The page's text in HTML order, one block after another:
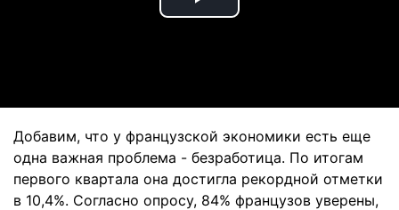
Play
Добавим, что у французской экономики есть еще
одна важная проблема - безработица. По итогам
первого квартала она достигла рекордной отметки
в 10,4%. Согласно опросу, 84% французов уверены,